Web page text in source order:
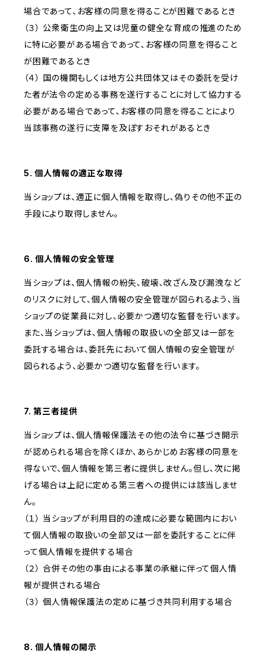
場合であって、お客様の同意を得ることが困難であるとき
（３） 公衆衛生の向上又は児童の健全な育成の推進のため
に特に必要がある場合であって、お客様の同意を得ること
が困難であるとき
（４） 国の機関もしくは地方公共団体又はその委託を受け
た者が法令の定める事務を遂行することに対して協力する
必要がある場合であって、お客様の同意を得ることにより
当該事務の遂行に支障を及ぼすおそれがあるとき
5. 個人情報の適正な取得
当ショップは、適正に個人情報を取得し、偽りその他不正の
手段により取得しません。
6. 個人情報の安全管理
当ショップは、個人情報の紛失、破壊、改ざん及び漏洩など
のリスクに対して、個人情報の安全管理が図られるよう、当
ショップの従業員に対し、必要かつ適切な監督を行います。
また、当ショップは、個人情報の取扱いの全部又は一部を
委託する場合は、委託先において個人情報の安全管理が
図られるよう、必要かつ適切な監督を行います。
7. 第三者提供
当ショップは、個人情報保護法その他の法令に基づき開示
が認められる場合を除くほか、あらかじめお客様の同意を
得ないで、個人情報を第三者に提供しません。但し、次に掲
げる場合は上記に定める第三者への提供には該当しませ
ん。
（１） 当ショップが利用目的の達成に必要な範囲内におい
て個人情報の取扱いの全部又は一部を委託することに伴
って個人情報を提供する場合
（２） 合併その他の事由による事業の承継に伴って個人情
報が提供される場合
（３） 個人情報保護法の定めに基づき共同利用する場合
8. 個人情報の開示